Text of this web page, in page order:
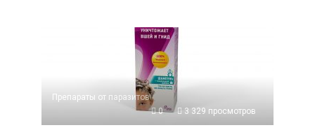
Препараты от паразитов
0
3 329 просмотров